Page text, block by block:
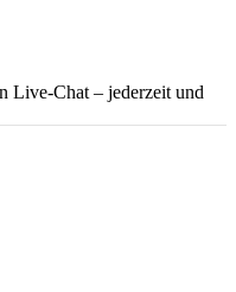
Live-Chat – jederzeit und